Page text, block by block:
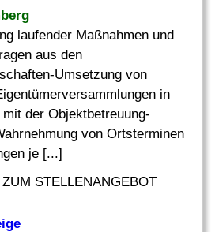
laufender Maßnahmen und
aus den
Umsetzung von
in
der Objektbetreuung-
von Ortsterminen
je [...]
STELLENANGEBOT